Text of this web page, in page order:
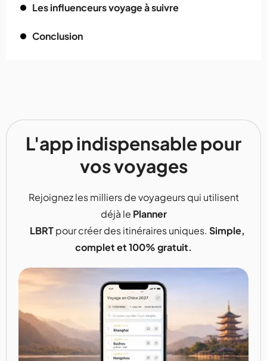
Les influenceurs voyage à suivre
Conclusion
L'app indispensable pour
vos voyages
Rejoignez les milliers de voyageurs qui utilisent
déjà le Planner
LBRTpour créer des itinéraires uniques. Simple,
complet et 100% gratuit.